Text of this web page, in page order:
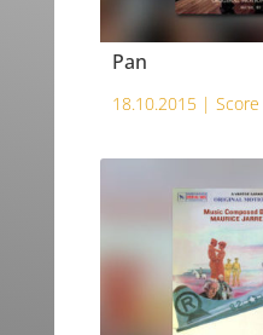
Pan
18.10.2015 | Score